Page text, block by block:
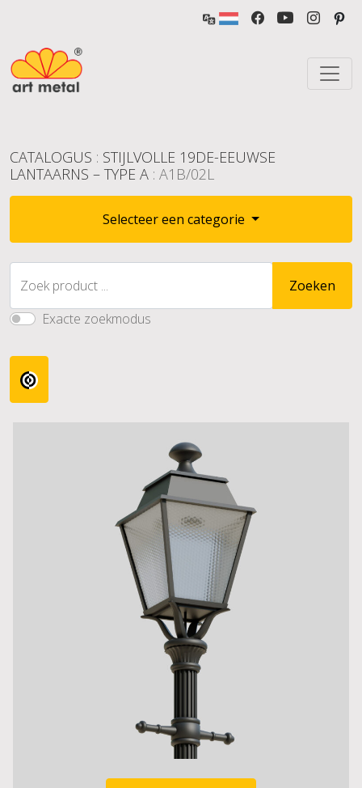
CATALOGUS : STIJLVOLLE 19DE-EEUWSE
LANTAARNS – TYPE A : A1B/02L
Selecteer een categorie
Zoek product ...
Zoeken
Exacte zoekmodus